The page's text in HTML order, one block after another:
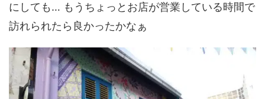
にしても… もうちょっとお店が営業している時間で
訪れられたら良かったかなぁ